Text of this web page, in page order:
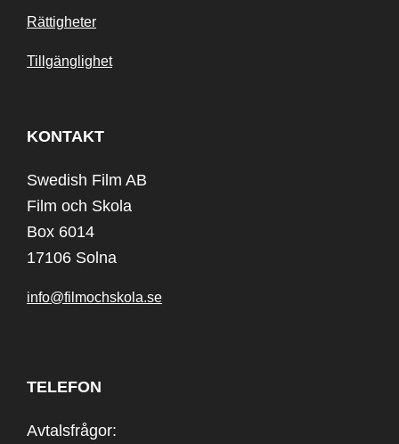
Rättigheter
Tillgänglighet
KONTAKT
Swedish Film AB
Film och Skola
Box 6014
17106 Solna
info@filmochskola.se
TELEFON
Avtalsfrågor: